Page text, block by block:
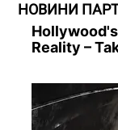
НОВИНИ
Reality –